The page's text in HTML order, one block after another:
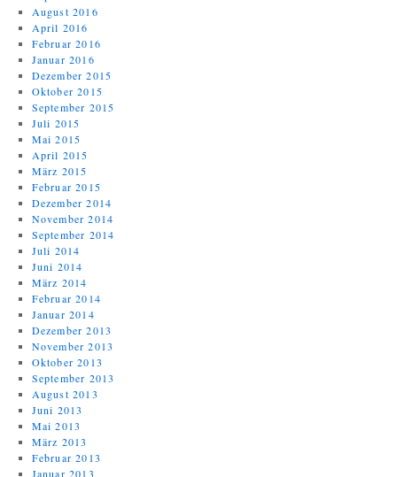
August 2016
April 2016
Februar 2016
Januar 2016
Dezember 2015
Oktober 2015
September 2015
Juli 2015
Mai 2015
April 2015
März 2015
Februar 2015
Dezember 2014
November 2014
September 2014
Juli 2014
Juni 2014
März 2014
Februar 2014
Januar 2014
Dezember 2013
November 2013
Oktober 2013
September 2013
August 2013
Juni 2013
Mai 2013
März 2013
Februar 2013
Januar 2013